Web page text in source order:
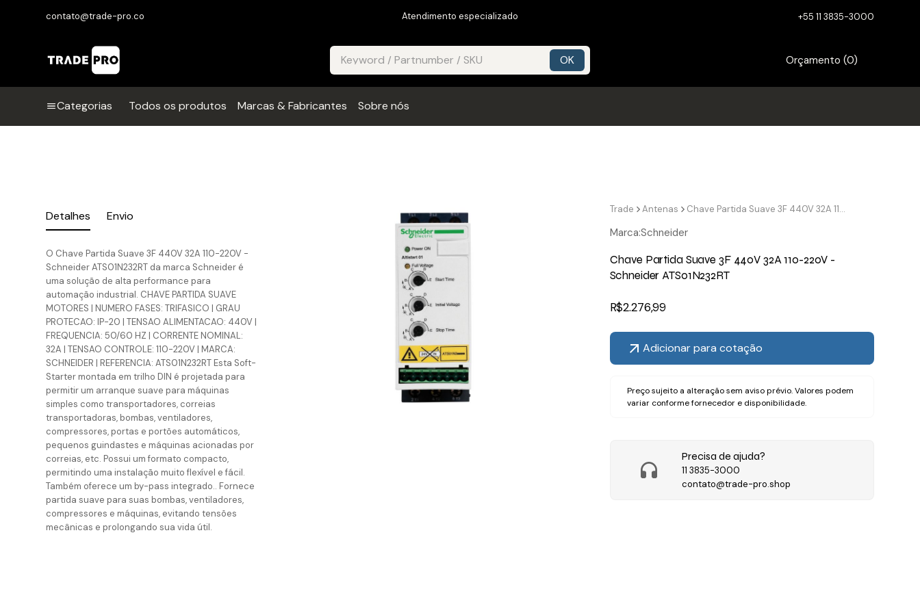
contato@trade-pro.co Atendimento especializado +55 11 3835-3000
Orçamento (0)
Categorias Todos os produtos Marcas & Fabricantes Sobre nós
Detalhes Envio
O Chave Partida Suave 3F 440V 32A 110-220V -
Schneider ATS01N232RT da marca Schneider é
uma solução de alta performance para
automação industrial. CHAVE PARTIDA SUAVE
MOTORES | NUMERO FASES: TRIFASICO | GRAU
PROTECAO: IP-20 | TENSAO ALIMENTACAO: 440V |
FREQUENCIA: 50/60 HZ | CORRENTE NOMINAL:
32A | TENSAO CONTROLE: 110-220V | MARCA:
SCHNEIDER | REFERENCIA: ATS01N232RT Esta Soft-
Starter montada em trilho DIN é projetada para
permitir um arranque suave para máquinas
simples como transportadores, correias
transportadoras, bombas, ventiladores,
compressores, portas e portões automáticos,
pequenos guindastes e máquinas acionadas por
correias, etc. Possui um formato compacto,
permitindo uma instalação muito flexível e fácil.
Também oferece um by-pass integrado.. Fornece
partida suave para suas bombas, ventiladores,
compressores e máquinas, evitando tensões
mecânicas e prolongando sua vida útil.
Trade Antenas Chave Partida Suave 3F 440V 32A 110-220V - Schneider ATS01N232RT
Marca:Schneider
Chave Partida Suave 3F 440V 32A 110-220V -
Schneider ATS01N232RT
R$2.276,99
Adicionar para cotação
Preço sujeito a alteração sem aviso prévio. Valores podem
variar conforme fornecedor e disponibilidade.
Precisa de ajuda?
11 3835-3000
contato@trade-pro.shop